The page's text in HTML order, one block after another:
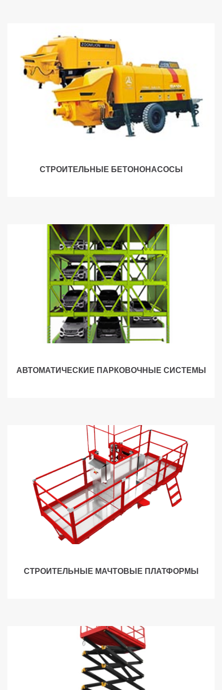
СТРОИТЕЛЬНЫЕ БЕТОНОНАСОСЫ
АВТОМАТИЧЕСКИЕ ПАРКОВОЧНЫЕ СИСТЕМЫ
СТРОИТЕЛЬНЫЕ МАЧТОВЫЕ ПЛАТФОРМЫ